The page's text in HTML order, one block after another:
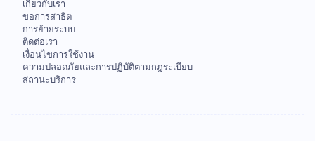
เกี่ยวกับเรา
ขอการสาธิต
การย้ายระบบ
ติดต่อเรา
เงื่อนไขการใช้งาน
ความปลอดภัยและการปฏิบัติตามกฎระเบียบ
สถานะบริการ